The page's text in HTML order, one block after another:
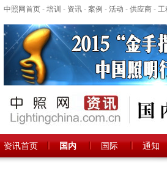
中照网首页 - 培训 - 资讯 - 案例 - 活动 - 供应商 - 工
资讯首页 国内 国际 通知